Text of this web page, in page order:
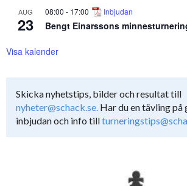
AUG
23
08:00 - 17:00 Inbjudan
Bengt Einarssons
Visa kalender
Skicka nyhetstips, bilder och resultat till
nyheter@schack.se. Har du en tävling på
inbjudan och info till